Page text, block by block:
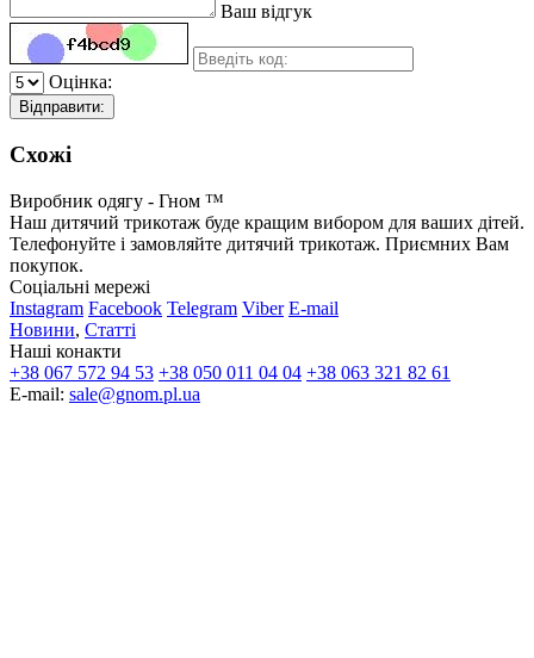
Ваш відгук
Оцінка:
Відправити:
Схожі
Виробник одягу - Гном ™
Наш дитячий трикотаж буде кращим вибором для ваших дітей.
Телефонуйте і замовляйте дитячий трикотаж. Приємних Вам
покупок.
Соціальні мережі
Instagram Facebook Telegram Viber E-mail
Новини, Статті
Наші конакти
+38 067 572 94 53 +38 050 011 04 04 +38 063 321 82 61
E-mail: sale@gnom.pl.ua